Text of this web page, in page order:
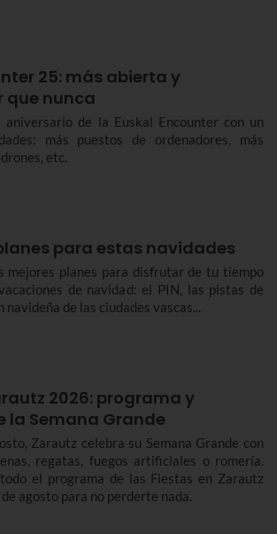
25: más abierta y
que nunca
aniversario de la Euskal Encounter con un
más puestos de ordenadores, más
etc.
para estas navidades
mejores planes para disfrutar de tu tiempo
de navidad: el PIN, las pistas de
navideña de las ciudades vascas...
2026: programa y
la Semana Grande
Zarautz celebra su Semana Grande con
regatas, fuegos artificiales o romería.
el programa de las Fiestas en Zarautz
agosto para no perderte nada.